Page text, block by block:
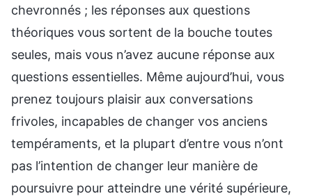
chevronnés ; les réponses aux questions
théoriques vous sortent de la bouche toutes
seules, mais vous n’avez aucune réponse aux
questions essentielles. Même aujourd’hui, vous
prenez toujours plaisir aux conversations
frivoles, incapables de changer vos anciens
tempéraments, et la plupart d’entre vous n’ont
pas l’intention de changer leur manière de
poursuivre pour atteindre une vérité supérieure,